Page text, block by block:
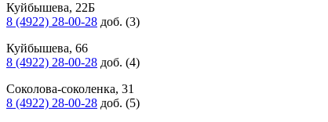
Куйбышева, 22Б
8 (4922) 28-00-28 доб. (3)
Куйбышева, 66
8 (4922) 28-00-28 доб. (4)
Соколова-соколенка, 31
8 (4922) 28-00-28 доб. (5)